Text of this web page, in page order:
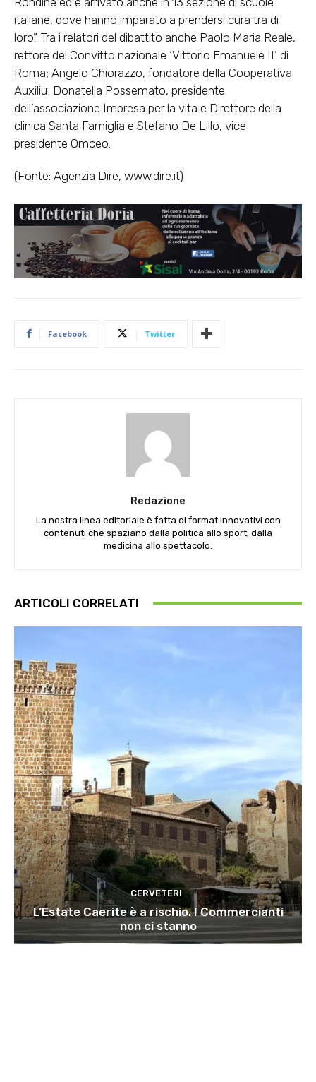
italiane, dove hanno imparato a prendersi cura tra di
loro”. Tra i relatori del dibattito anche Paolo Maria Reale,
rettore del Convitto nazionale ‘Vittorio Emanuele II’ di
Roma; Angelo Chiorazzo, fondatore della Cooperativa
Auxiliu; Donatella Possemato, presidente
dell’associazione Impresa per la vita e Direttore della
clinica Santa Famiglia e Stefano De Lillo, vice
presidente Omceo.
(Fonte: Agenzia Dire, www.dire.it)
Facebook Twitter
Redazione
La nostra linea editoriale è fatta di format innovativi con
contenuti che spaziano dalla politica allo sport, dalla
medicina allo spettacolo.
ARTICOLI CORRELATI
CERVETERI
L’Estate Caerite è a rischio. I Commercianti
non ci stanno